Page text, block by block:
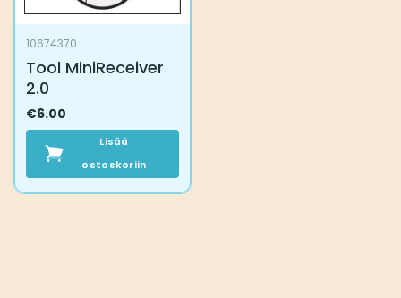
10674370
Tool MiniReceiver
2.0
€6.00
Lisää
ostoskoriin